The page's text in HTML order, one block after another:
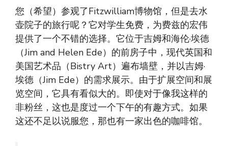
您（希望）参观了Fitzwilliam博物馆，但是去水
壶院子的旅行呢？它对学生免费，为费兹的宏伟
提供了一个不错的选择。它位于吉姆和海伦·埃德
（Jim and Helen Ede）的前房子中，现代英国和
美国艺术品（Bistry Art）遍布墙壁，并以吉姆·
埃德（Jim Ede）的需求展示。由于扩展空间和展
览空间，它具有看似大的。即使对于像我这样的
非粉丝，这也是度过一个下午的有趣方式。如果
这还不足以说服您，那也有一家出色的咖啡馆。